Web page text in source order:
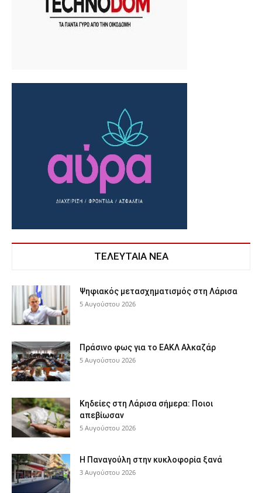
ΤΕΛΕΥΤΑΙΑ ΝΕΑ
Ψηφιακός μετασχηματισμός στη Λάρισα
5 Αυγούστου 2026
Πράσινο φως για το ΕΑΚΛ Αλκαζάρ
5 Αυγούστου 2026
Κηδείες στη Λάρισα σήμερα: Ποιοι
απεβίωσαν
5 Αυγούστου 2026
Η Παναγούλη στην κυκλοφορία ξανά
3 Αυγούστου 2026